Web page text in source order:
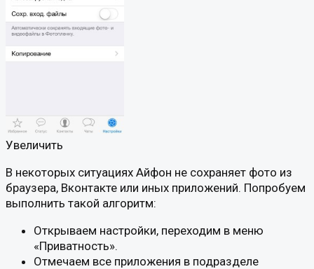
Увеличить
В некоторых ситуациях Айфон не сохраняет фото из
браузера, Вконтакте или иных приложений. Попробуем
выполнить такой алгоритм:
Открываем настройки, переходим в меню
«Приватность».
Отмечаем все приложения в подразделе